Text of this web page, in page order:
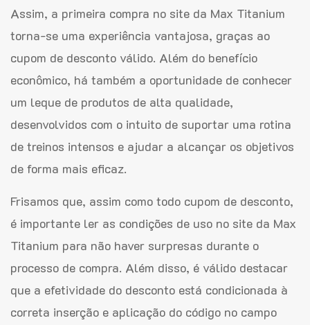
Assim, a primeira compra no site da Max Titanium
torna-se uma experiência vantajosa, graças ao
cupom de desconto válido. Além do benefício
econômico, há também a oportunidade de conhecer
um leque de produtos de alta qualidade,
desenvolvidos com o intuito de suportar uma rotina
de treinos intensos e ajudar a alcançar os objetivos
de forma mais eficaz.
Frisamos que, assim como todo cupom de desconto,
é importante ler as condições de uso no site da Max
Titanium para não haver surpresas durante o
processo de compra. Além disso, é válido destacar
que a efetividade do desconto está condicionada à
correta inserção e aplicação do código no campo